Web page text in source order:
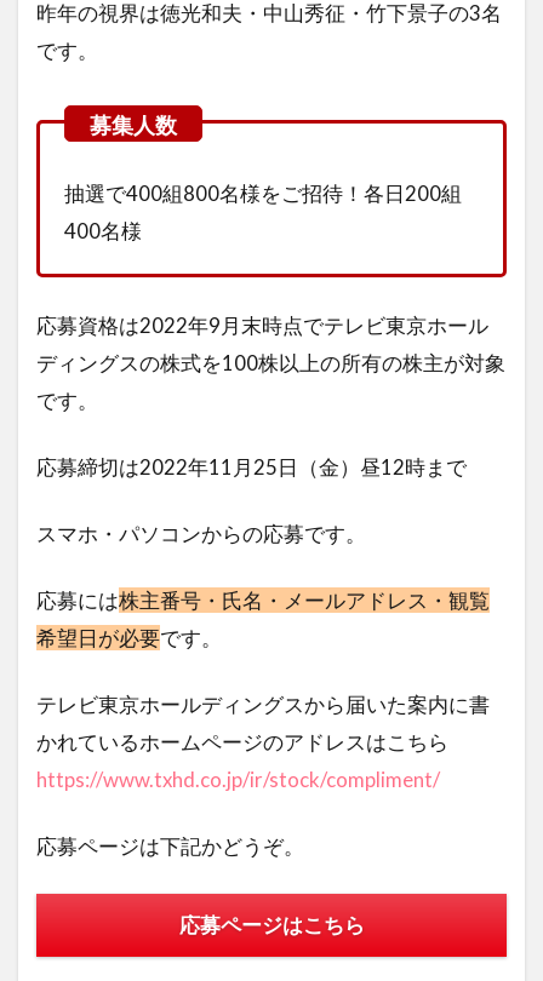
昨年の視界は徳光和夫・中山秀征・竹下景子の3名
です。
抽選で400組800名様をご招待！各日200組
400名様
応募資格は2022年9月末時点でテレビ東京ホール
ディングスの株式を100株以上の所有の株主が対象
です。
応募締切は2022年11月25日（金）昼12時まで
スマホ・パソコンからの応募です。
応募には株主番号・氏名・メールアドレス・観覧
希望日が必要です。
テレビ東京ホールディングスから届いた案内に書
かれているホームページのアドレスはこちら
https://www.txhd.co.jp/ir/stock/compliment/
応募ページは下記かどうぞ。
応募ページはこちら